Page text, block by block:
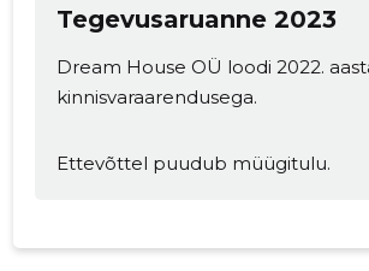
Tegevusaruanne 2023
Dream House OÜ loodi 2022.
kinnisvaraarendusega.
Ettevõttel puudub müügitulu.